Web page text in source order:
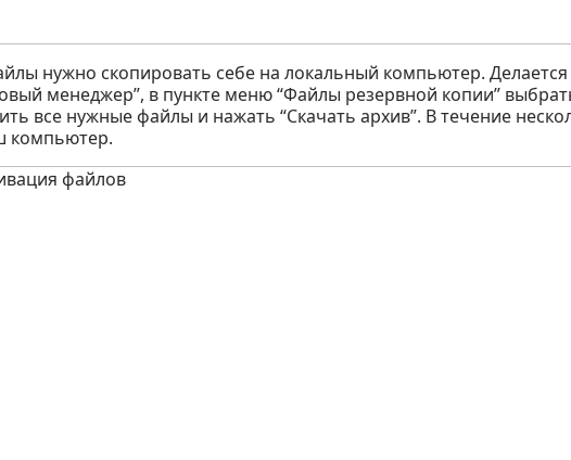
нужно скопировать себе на локальный компьютер.
менеджер”, в пункте меню “Файлы резервной копии”
все нужные файлы и нажать “Скачать архив”. В течение
компьютер.